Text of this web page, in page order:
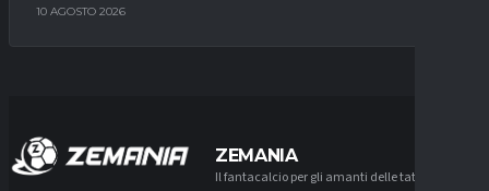
10 AGOSTO 2026
ZEMANIA
Il fantacalcio per gli amanti delle tattiche